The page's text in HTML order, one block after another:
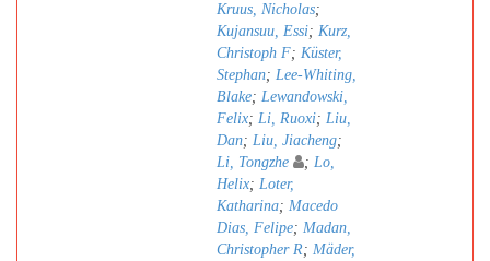
Kruus, Nicholas;
Kujansuu, Essi; Kurz,
Christoph F; Küster,
Stephan; Lee-Whiting,
Blake; Lewandowski,
Felix; Li, Ruoxi; Liu,
Dan; Liu, Jiacheng;
Li, Tongzhe
; Lo,
Helix; Loter,
Katharina; Macedo
Dias, Felipe; Madan,
Christopher R; Mäder,